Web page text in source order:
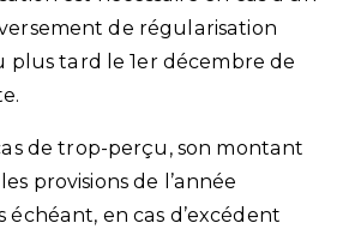
de régularisation
plus tard le 1er décembre de
de trop-perçu, son montant
provisions de l’année
échéant, en cas d’excédent